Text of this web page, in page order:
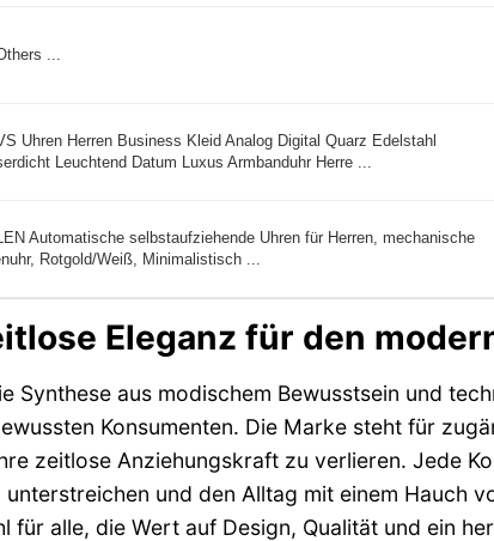
...
Uhren Herren Business Kleid Analog Digital Quarz Edelstahl
Leuchtend Datum Luxus Armbanduhr Herre ...
Automatische selbstaufziehende Uhren für Herren, mechanische
Rotgold/Weiß, Minimalistisch ...
Eleganz für den
Synthese aus modischem Bewusstsein und
Konsumenten. Die Marke steht für
zeitlose Anziehungskraft zu verlieren. Jede
und den Alltag mit einem Hauch
für alle, die Wert auf Design, Qualität und ein